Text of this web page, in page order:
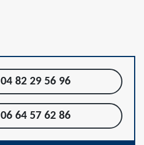
04 82 29 56 96
06 64 57 62 86